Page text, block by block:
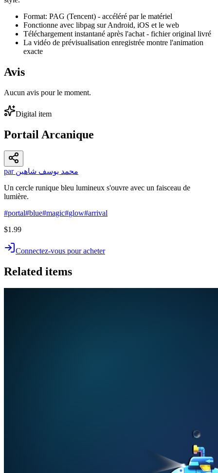
Format: PAG (Tencent) - accéléré par le matériel
Fonctionne avec libpag sur Android, iOS et le web
Téléchargement instantané après l'achat - fichier original livré
La vidéo de prévisualisation enregistrée montre l'animation
exacte
Avis
Aucun avis pour le moment.
Digital item
Portail Arcanique
par محمد يوسف شاهين
Un cercle runique bleu lumineux s'ouvre avec un faisceau de
lumière.
#portal#blue#magic#glow#arrival
$1.99
Connectez-vous pour acheter
Related items